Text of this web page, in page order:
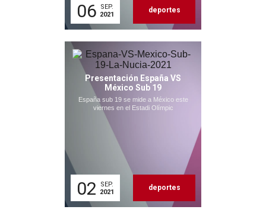
06
SEP.
2021
deportes
Presentación España VS
México Sub 19
España sub 19 se mide a México este
viernes en el Estadi Olímpic
02
SEP.
2021
deportes